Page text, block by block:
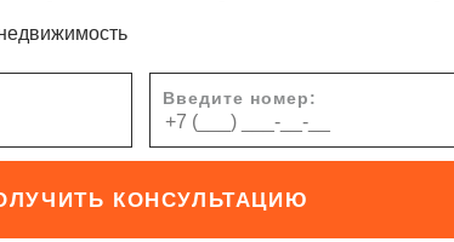
Введите номер:
КОНСУЛЬТАЦИЮ